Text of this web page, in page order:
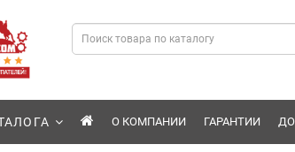
О КОМПАНИИ ГАРАНТИИ